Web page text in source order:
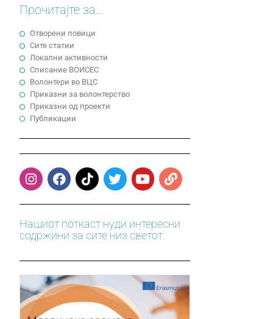
Прочитајте за...
Отворени повици
Сите статии
Локални активности
Cписание ВОИСЕС
Волонтери во ВЦС
Приказни за волонтерство
Приказни од проекти
Публикации
Нашиот поткаст нуди интересни
содржини за сите низ светот.